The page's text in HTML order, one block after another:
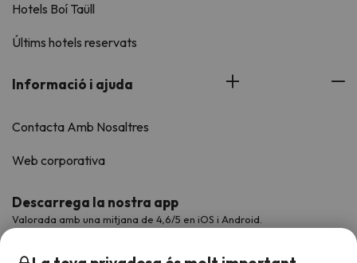
Hotels Boí Taüll
Últims hotels reservats
Informació i ajuda
Contacta Amb Nosaltres
Web corporativa
Descarrega la nostra app
Valorada amb una mitjana de 4,6/5 en iOS i Android.